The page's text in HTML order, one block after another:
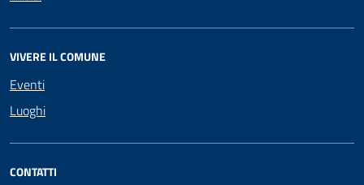
VIVERE IL COMUNE
Eventi
Luoghi
CONTATTI